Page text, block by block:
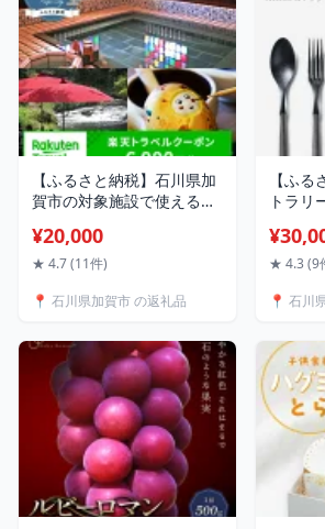
【ふるさと納税】石川県加
賀市の対象施設で使える楽
20,000円 6,000円分 楽天ト
ラベル クーポン クーポン
旅行 トラベル 宿泊 レジャ
地震復興支援 F6P-1830
¥20,000
★ 4.7 (11件)
📍 石川県加賀市 の返礼品
【ふる
トラリ
い】色
セット
ARAS
父の日
円 F6P-
★ 4.3 (9
📍 石川